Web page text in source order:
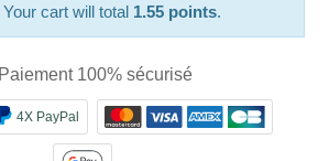
cart will total 1.55 points.
Paiement 100% sécurisé
4X PayPal